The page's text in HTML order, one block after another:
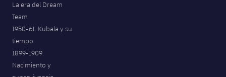
La era del Dream
Team
1950-61. Kubala y su
tiempo
1899-1909.
Nacimiento y